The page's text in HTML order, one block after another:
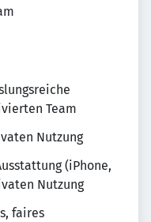
Team
Nutzung
(iPhone,
Nutzung
faires